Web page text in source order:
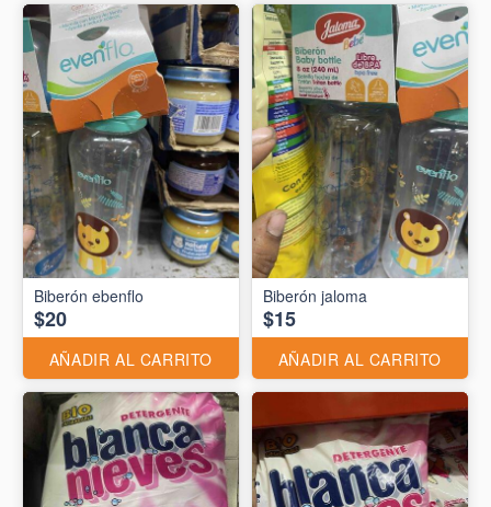
Biberón ebenflo
$20
AÑADIR AL CARRITO
Biberón jaloma
$15
AÑADIR AL CARRITO